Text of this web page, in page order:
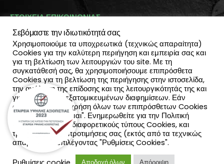
ΣΤΟΙΧΕΙΑ ΕΠΙΚΟΙΝΩΝΙΑΣ
Διεύθυνση:
Πύλη Ιησού 6, Ηράκλειο Κρήτης
ΤΗΛΕΦΩΝΟ:
2810 300 657, 2810 390 668
(Viber & Watsapp): 6940812064
EMAIL:
info@katadromeasclub.gr
SOCIAL
Σεβόμαστε την ιδιωτικότητά σας
Χρησιμοποιούμε τα υποχρεωτικά (τεχνικώς απαραίτητα)
Cookies για την καλύτερη περιήγηση και εμπειρία σας και
για τη βελτίωση των λειτουργιών του site. Με τη
συγκατάθεσή σας, θα χρησιμοποιήσουμε επιπρόσθετα
Cookies για τη βελτίωση της περιήγησης στην ιστοσελίδα,
την ανάλυση της επίδοσης και της λειτουργικότητάς της και
για την παροχή εξατομικευμένων διαφημίσεων. Εάν
συμφωνείς με τη χρήση όλων των επιπρόσθετων Cookies
επίλεξε "Αποδέχομαι". Ενημερωθείτε για την Πολιτική
Cookies και τους διαφορετικούς τύπους Cookies, και
τροποποίησε τις προτιμήσεις σας (εκτός από τα τεχνικώς
απαραίτητα) επιλέγοντας "Ρυθμίσεις Cookies".